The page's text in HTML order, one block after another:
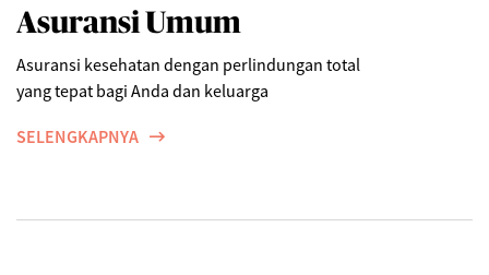
Asuransi Umum
Asuransi kesehatan dengan perlindungan total
yang tepat bagi Anda dan keluarga
SELENGKAPNYA